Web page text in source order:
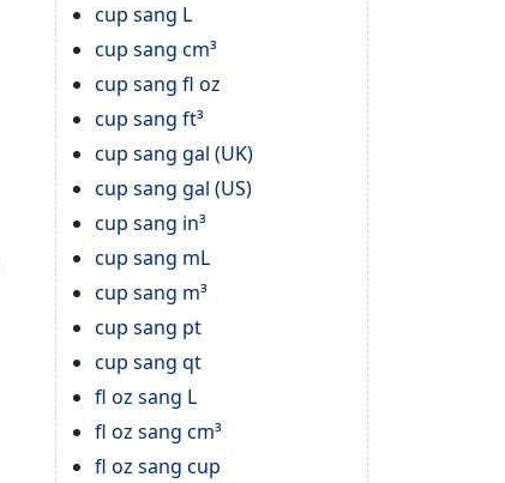
cup sang L
cup sang cm³
cup sang fl oz
cup sang ft³
cup sang gal (UK)
cup sang gal (US)
cup sang in³
cup sang mL
cup sang m³
cup sang pt
cup sang qt
fl oz sang L
fl oz sang cm³
fl oz sang cup